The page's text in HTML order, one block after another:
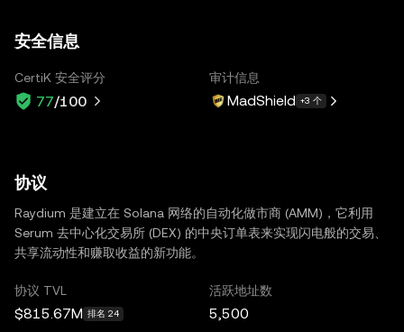
安全信息
CertiK 安全评分
77/100
审计信息
MadShield +3 个
协议
Raydium 是建立在 Solana 网络的自动化做市商 (AMM)，它利用
Serum 去中心化交易所 (DEX) 的中央订单表来实现闪电般的交易、
共享流动性和赚取收益的新功能。
协议 TVL
$815.67M 排名 24
活跃地址数
5,500